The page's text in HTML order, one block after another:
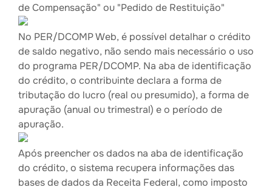
de Compensação" ou "Pedido de Restituição"
No PER/DCOMP Web, é possível detalhar o crédito
de saldo negativo, não sendo mais necessário o uso
do programa PER/DCOMP. Na aba de identificação
do crédito, o contribuinte declara a forma de
tributação do lucro (real ou presumido), a forma de
apuração (anual ou trimestral) e o período de
apuração.
Após preencher os dados na aba de identificação
do crédito, o sistema recupera informações das
bases de dados da Receita Federal, como imposto